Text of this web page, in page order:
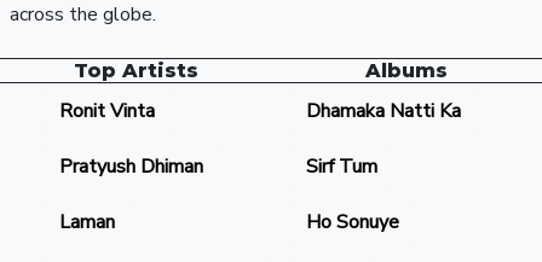
across the globe.
Top Artists
Ronit Vinta
Pratyush Dhiman
Laman
Albums
Dhamaka Natti Ka
Sirf Tum
Ho Sonuye